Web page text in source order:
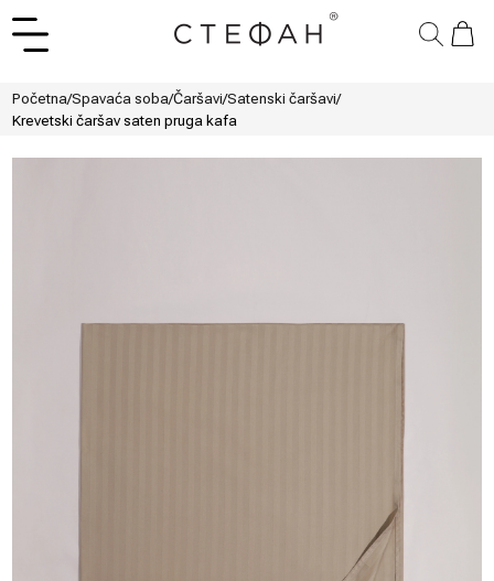
Početna/Spavaća soba/Čaršavi/Satenski čaršavi/
Krevetski čaršav saten pruga kafa